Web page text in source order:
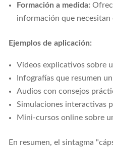
Formación a medida:
información que
Ejemplos de aplicación:
Videos explicativos sobre
Infografías que resumen
Audios con consejos
Simulaciones interactivas
Mini-cursos online sobre
En resumen, el sintagma